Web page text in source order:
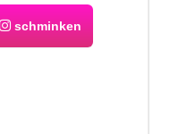
schminken